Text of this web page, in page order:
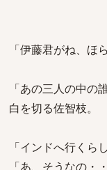
「伊藤君がね、ほ
「あの三人の中
白を切る佐智枝。
「インドへ行くら
「あ、そうなの・